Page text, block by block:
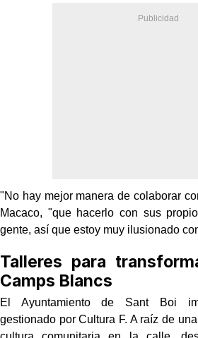
"No hay mejor manera de colaborar
Macaco, "que hacerlo con sus
gente, así que estoy muy ilusionado
Talleres para
Camps Blancs
El Ayuntamiento de Sant Boi
gestionado por Cultura F. A raíz de